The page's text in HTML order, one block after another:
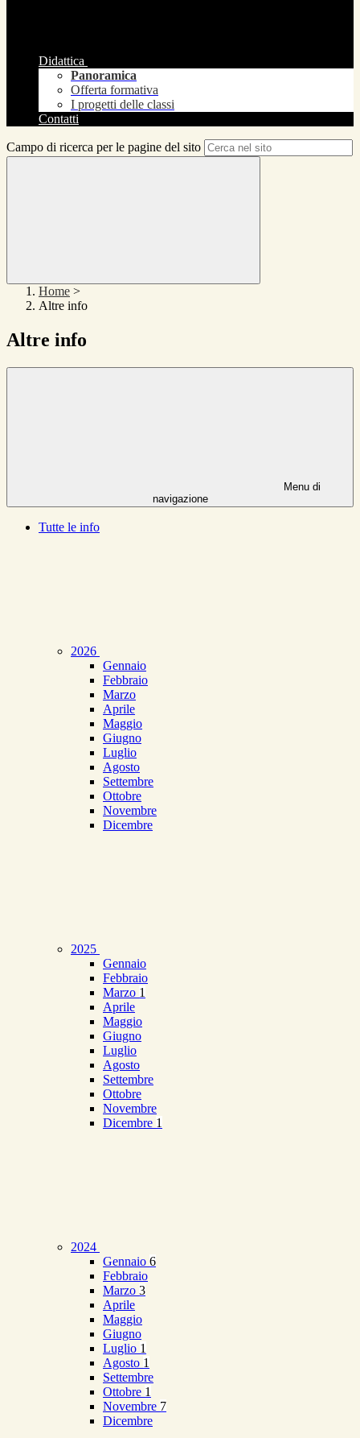
Didattica
Panoramica
Offerta formativa
I progetti delle classi
Contatti
Campo di ricerca per le pagine del sito
Home >
Altre info
Altre info
Menu di
navigazione
Tutte le info
2026
Gennaio
Febbraio
Marzo
Aprile
Maggio
Giugno
Luglio
Agosto
Settembre
Ottobre
Novembre
Dicembre
2025
Gennaio
Febbraio
Marzo 1
Aprile
Maggio
Giugno
Luglio
Agosto
Settembre
Ottobre
Novembre
Dicembre 1
2024
Gennaio 6
Febbraio
Marzo 3
Aprile
Maggio
Giugno
Luglio 1
Agosto 1
Settembre
Ottobre 1
Novembre 7
Dicembre